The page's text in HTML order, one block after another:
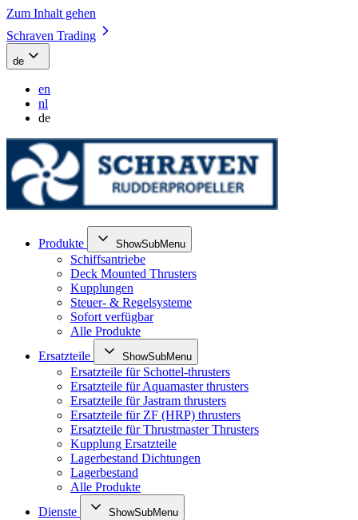
Zum Inhalt gehen
Schraven Trading
de
en
nl
de
Produkte ShowSubMenu
Schiffsantriebe
Deck Mounted Thrusters
Kupplungen
Steuer- & Regelsysteme
Sofort verfügbar
Alle Produkte
Ersatzteile
ShowSubMenu
Ersatzteile für Schottel-thrusters
Ersatzteile für Aquamaster thrusters
Ersatzteile für Jastram thrusters
Ersatzteile für ZF (HRP) thrusters
Ersatzteile für Thrustmaster Thrusters
Kupplung Ersatzteile
Lagerbestand Dichtungen
Lagerbestand
Alle Produkte
Dienste
ShowSubMenu